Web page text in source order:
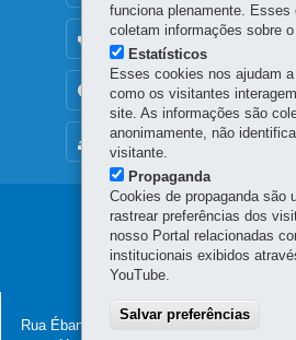
MAPA DO SITE
OUVIDORIA
TRANSPARÊNCIA INSTITUCIONAL
Navegação
Principal
Secc SECRETARIA DA
Rua Ébano Pereira, 240 - Centro-80.410-
funciona plenamente. Esses
coletam informações sobre
Estatísticos
Esses cookies nos ajudam
como os visitantes
site. As informações são
anonimamente, não
visitante.
Propaganda
Cookies de propaganda são
rastrear preferências dos
nosso Portal relacionadas
institucionais exibidos
YouTube.
Salvar preferências